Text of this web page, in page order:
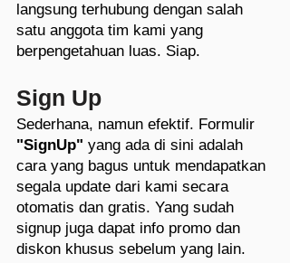
langsung terhubung dengan salah
satu anggota tim kami yang
berpengetahuan luas. Siap.
Sign Up
Sederhana, namun efektif. Formulir
"SignUp" yang ada di sini adalah
cara yang bagus untuk mendapatkan
segala update dari kami secara
otomatis dan gratis. Yang sudah
signup juga dapat info promo dan
diskon khusus sebelum yang lain.